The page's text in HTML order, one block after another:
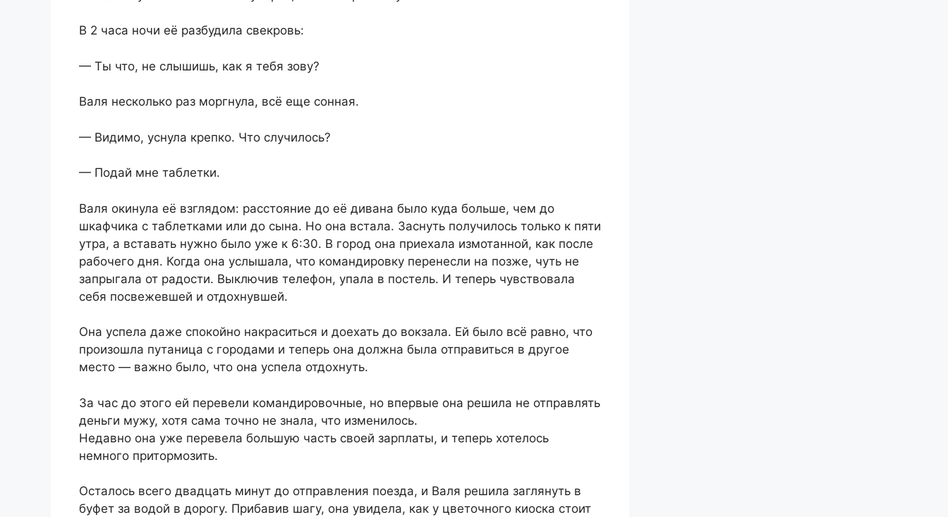
В 2 часа ночи её разбудила свекровь:
— Ты что, не слышишь, как я тебя зову?
Валя несколько раз моргнула, всё еще сонная.
— Видимо, уснула крепко. Что случилось?
— Подай мне таблетки.
Валя окинула её взглядом: расстояние до её дивана было куда больше, чем до
шкафчика с таблетками или до сына. Но она встала. Заснуть получилось только к пяти
утра, а вставать нужно было уже к 6:30. В город она приехала измотанной, как после
рабочего дня. Когда она услышала, что командировку перенесли на позже, чуть не
запрыгала от радости. Выключив телефон, упала в постель. И теперь чувствовала
себя посвежевшей и отдохнувшей.
Она успела даже спокойно накраситься и доехать до вокзала. Ей было всё равно, что
произошла путаница с городами и теперь она должна была отправиться в другое
место — важно было, что она успела отдохнуть.
За час до этого ей перевели командировочные, но впервые она решила не отправлять
деньги мужу, хотя сама точно не знала, что изменилось.
Недавно она уже перевела большую часть своей зарплаты, и теперь хотелось
немного притормозить.
Осталось всего двадцать минут до отправления поезда, и Валя решила заглянуть в
буфет за водой в дорогу. Прибавив шагу, она увидела, как у цветочного киоска стоит